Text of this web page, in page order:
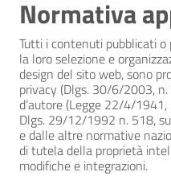
Normativa
Tutti i contenuti pubblicati
la loro selezione e
design del sito web, sono
privacy (Dlgs. 30/6/2003,
d’autore (Legge 22/4/
Dlgs. 29/12/1992 n. 518,
e dalle altre normative
di tutela della proprietà
modifiche e integrazioni.